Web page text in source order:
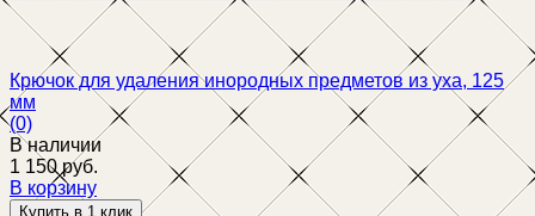
Крючок для удаления инородных предметов из уха, 125
мм
(0)
В наличии
1 150 руб.
В корзину